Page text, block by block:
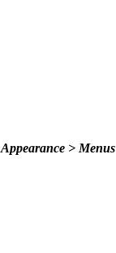
Appearance > Menus